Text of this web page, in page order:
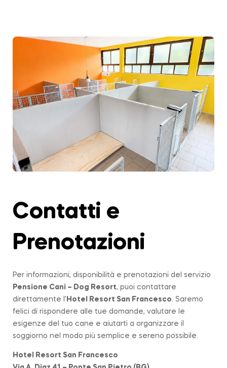
Contatti e
Prenotazioni
Per informazioni, disponibilità e prenotazioni del servizio
Pensione Cani – Dog Resort, puoi contattare
direttamente l’ Hotel Resort San Francesco . Saremo
felici di rispondere alle tue domande, valutare le
esigenze del tuo cane e aiutarti a organizzare il
soggiorno nel modo più semplice e sereno possibile.
Hotel Resort San Francesco